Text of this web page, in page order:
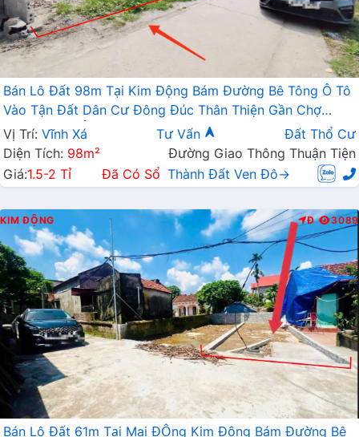
Bán Lô Đất 98m Tại Kim Động Bám Đường Bê Tông Ô Tô
Vào Tận Đất Dân Cư Đông Đúc Thân Thiện Gần Chợ
Trường Học Ủy Ban Giá Đầu Tư
Vị Trí: Vĩnh Xá Tư Vấn
Đất Thổ Cư
Diện Tích: 98m²
Đường Giao Thông Thuận Tiện
Giá:1.5-2 Tỉ Đã Có Sổ Thành Đất Ven Đô→
KIM ĐỘNG Đ 3089
Bán Lô Đất 61m Tại Mai ĐỘng Kim Động Bám Đường Bê